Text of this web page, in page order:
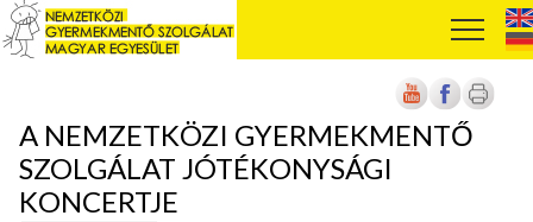
A NEMZETKÖZI GYERMEKMENTŐ
SZOLGÁLAT JÓTÉKONYSÁGI
KONCERTJE